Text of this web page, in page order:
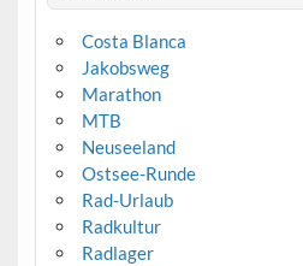
Costa Blanca
Jakobsweg
Marathon
MTB
Neuseeland
Ostsee-Runde
Rad-Urlaub
Radkultur
Radlager